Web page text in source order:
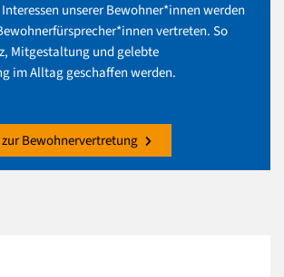
unserer Bewohner*innen werden
vertreten. So
Mitgestaltung und gelebte
im Alltag geschaffen werden.
Bewohnervertretung